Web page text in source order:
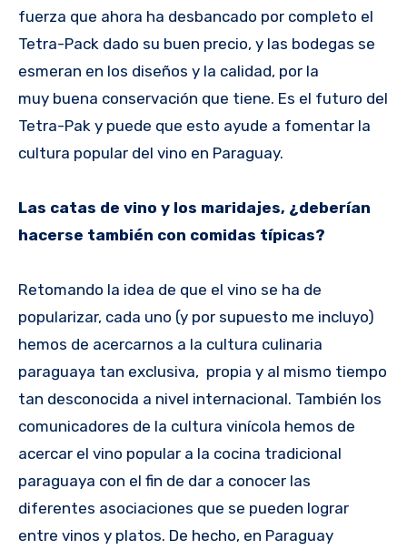
fuerza que ahora ha desbancado por completo el
Tetra-Pack dado su buen precio, y las bodegas se
esmeran en los diseños y la calidad, por la
muy buena conservación que tiene. Es el futuro del
Tetra-Pak y puede que esto ayude a fomentar la
cultura popular del vino en Paraguay.
Las catas de vino y los maridajes, ¿deberían
hacerse también con comidas típicas?
Retomando la idea de que el vino se ha de
popularizar, cada uno (y por supuesto me incluyo)
hemos de acercarnos a la cultura culinaria
paraguaya tan exclusiva, propia y al mismo tiempo
tan desconocida a nivel internacional. También los
comunicadores de la cultura vinícola hemos de
acercar el vino popular a la cocina tradicional
paraguaya con el fin de dar a conocer las
diferentes asociaciones que se pueden lograr
entre vinos y platos. De hecho, en Paraguay